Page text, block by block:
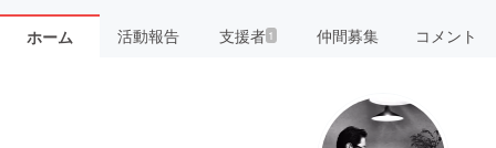
ホーム 活動報告 支援者 1 仲間募集 コメント